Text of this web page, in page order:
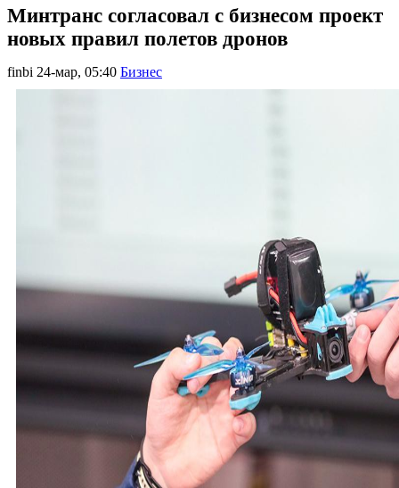
Минтранс согласовал с бизнесом проект
новых правил полетов дронов
finbi 24-мар, 05:40 Бизнес